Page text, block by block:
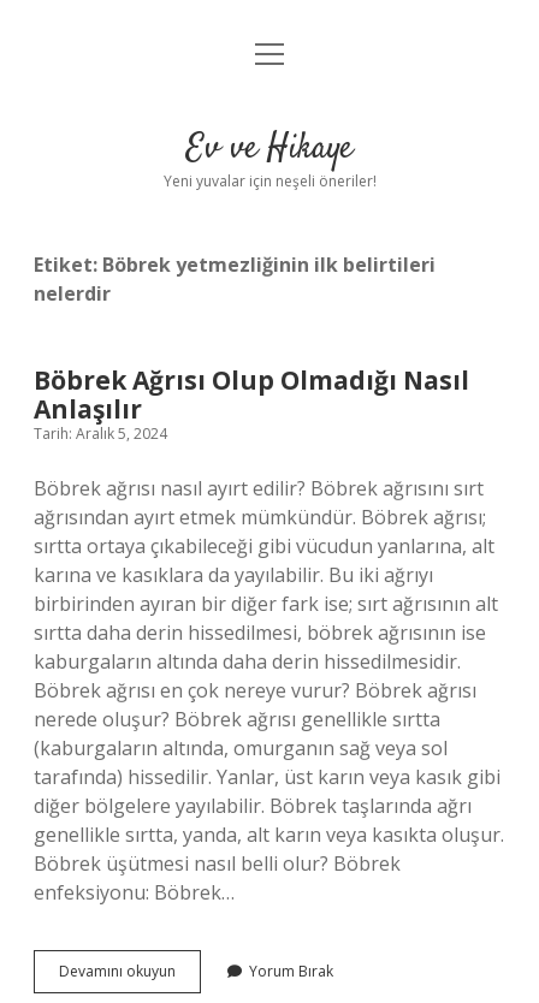
Anasayfa
Yasal Uyarı
menüyü
Ev ve Hikaye
Yeni yuvalar için neşeli öneriler!
Etiket: Böbrek yetmezliğinin ilk belirtileri
nelerdir
Böbrek Ağrısı Olup Olmadığı Nasıl
Anlaşılır
Tarih: Aralık 5, 2024
Böbrek ağrısı nasıl ayırt edilir? Böbrek ağrısını sırt
ağrısından ayırt etmek mümkündür. Böbrek ağrısı;
sırtta ortaya çıkabileceği gibi vücudun yanlarına, alt
karına ve kasıklara da yayılabilir. Bu iki ağrıyı
birbirinden ayıran bir diğer fark ise; sırt ağrısının alt
sırtta daha derin hissedilmesi, böbrek ağrısının ise
kaburgaların altında daha derin hissedilmesidir.
Böbrek ağrısı en çok nereye vurur? Böbrek ağrısı
nerede oluşur? Böbrek ağrısı genellikle sırtta
(kaburgaların altında, omurganın sağ veya sol
tarafında) hissedilir. Yanlar, üst karın veya kasık gibi
diğer bölgelere yayılabilir. Böbrek taşlarında ağrı
genellikle sırtta, yanda, alt karın veya kasıkta oluşur.
Böbrek üşütmesi nasıl belli olur? Böbrek
enfeksiyonu: Böbrek…
Devamını okuyun
Ağrısı
Yorum Bırak